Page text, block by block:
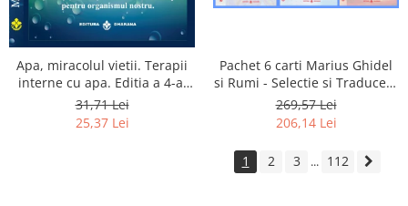
Apa, miracolul vietii. Terapii
interne cu apa. Editia a 4-a,
revizuita si adaugita.
31,71 Lei
25,37 Lei
Pachet 6 carti Marius Ghidel
si Rumi - Selectie si Traducere
de Marius Ghidel
269,57 Lei
206,14 Lei
1 2 3 ... 112